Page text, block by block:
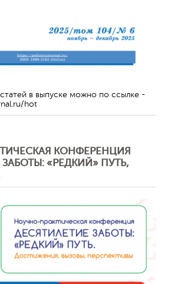
в выпуске можно по ссылке -
hot
КОНФЕРЕНЦИЯ
«РЕДКИЙ» ПУТЬ,